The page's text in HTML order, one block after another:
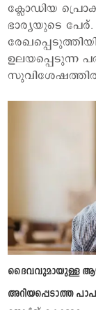
ക്ലോഡിയ
ഭാര്യയുടെ
ഉലയപ്പെടുന്ന
ദൈവവുമായുള്ള
അറിയപ്പെടാത്ത